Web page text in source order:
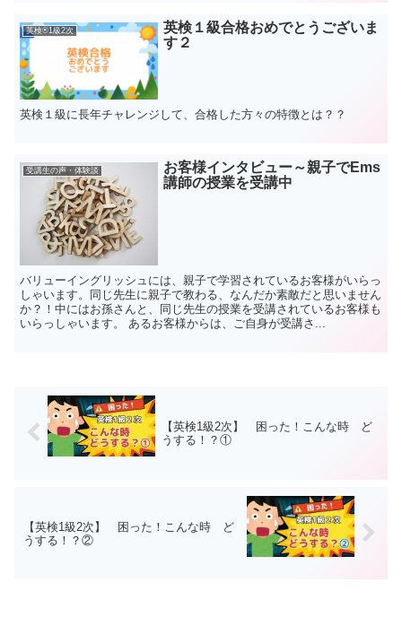
英検®1級2次
英検１級合格おめでとうございま
す２
英検１級に長年チャレンジして、合格した方々の特徴とは？？
受講生の声・体験談
お客様インタビュー～親子でEms
講師の授業を受講中
バリューイングリッシュには、親子で学習されているお客様がいらっ
しゃいます。同じ先生に親子で教わる、なんだか素敵だと思いません
か？！中にはお孫さんと、同じ先生の授業を受講されているお客様も
いらっしゃいます。 あるお客様からは、ご自身が受講さ...
【英検1級2次】 困った！こんな時 ど
うする！？①
【英検1級2次】 困った！こんな時 ど
うする！？②